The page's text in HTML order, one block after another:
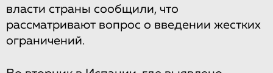
власти страны сообщили, что
рассматривают вопрос о введении жестких
ограничений.